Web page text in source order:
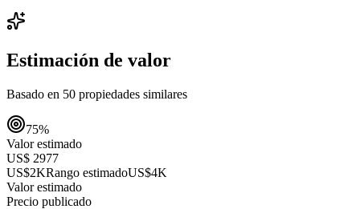
Estimación de valor
Basado en 50 propiedades similares
75%
Valor estimado
US$ 2977
US$2KRango estimadoUS$4K
Valor estimado
Precio publicado